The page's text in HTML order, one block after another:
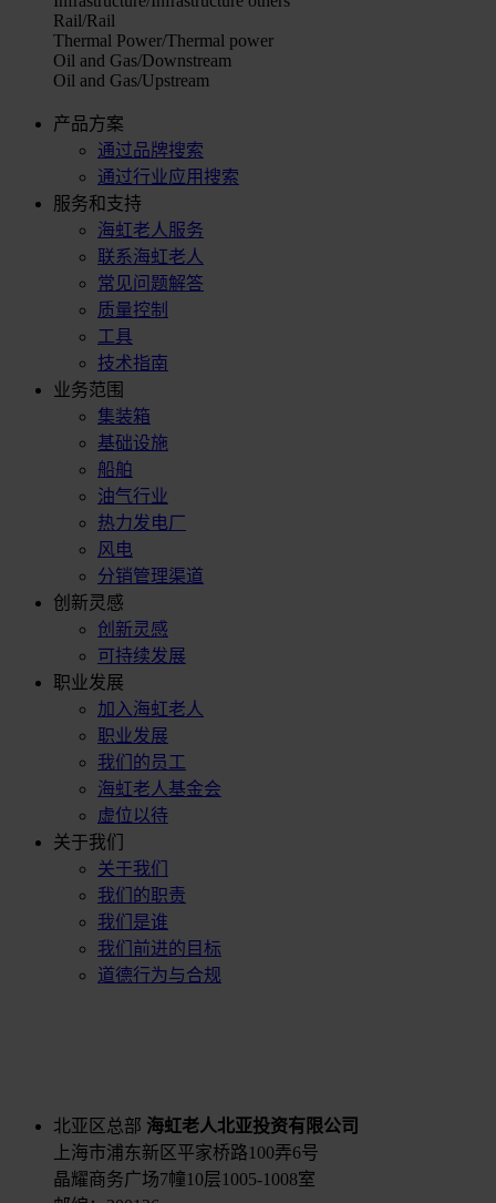
Rail/Rail
Thermal Power/Thermal power
Oil and Gas/Downstream
Oil and Gas/Upstream
产品方案
通过品牌搜索
通过行业应用搜索
服务和支持
海虹老人服务
联系海虹老人
常见问题解答
质量控制
工具
技术指南
业务范围
集装箱
基础设施
船舶
油气行业
热力发电厂
风电
分销管理渠道
创新灵感
创新灵感
可持续发展
职业发展
加入海虹老人
职业发展
我们的员工
海虹老人基金会
虚位以待
关于我们
关于我们
我们的职责
我们是谁
我们前进的目标
道德行为与合规
北亚区总部 海虹老人北亚投资有限公司
上海市浦东新区平家桥路100弄6号
晶耀商务广场7幢10层1005-1008室